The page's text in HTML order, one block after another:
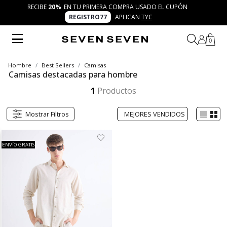
RECIBE 20% EN TU PRIMERA COMPRA USADO EL CUPÓN
REGISTRO77
APLICAN TYC
0
Hombre Best Sellers Camisas
Camisas destacadas para hombre
1 Productos
Mostrar Filtros
ENVÍO GRATIS